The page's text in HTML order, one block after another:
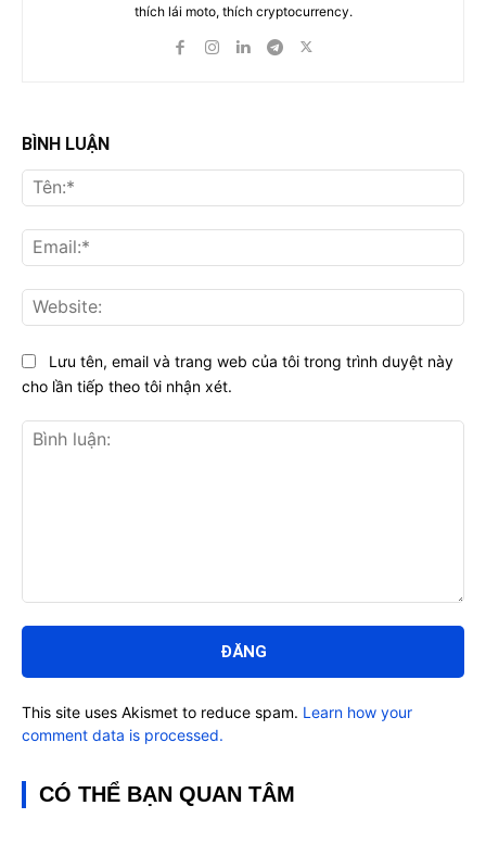
thích lái moto, thích cryptocurrency.
BÌNH LUẬN
luận:
Lưu tên, email và trang web của tôi trong trình duyệt này
cho lần tiếp theo tôi nhận xét.
This site uses Akismet to reduce spam. Learn how your
comment data is processed.
CÓ THỂ BẠN QUAN TÂM